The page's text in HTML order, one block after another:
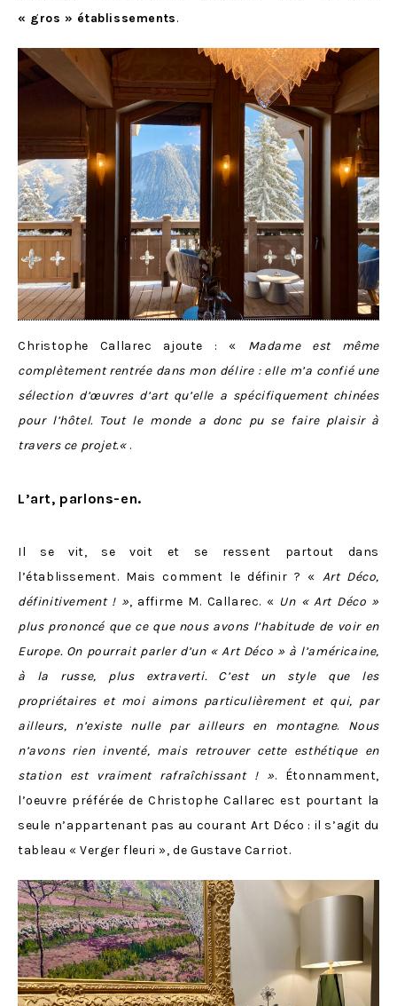
« gros » établissements.
Christophe Callarec ajoute : « Madame est même
complètement rentrée dans mon délire : elle m’a confié une
sélection d’œuvres d’art qu’elle a spécifiquement chinées
pour l’hôtel. Tout le monde a donc pu se faire plaisir à
travers ce projet.« .
L’art, parlons-en.
Il se vit, se voit et se ressent partout dans
l’établissement. Mais comment le définir ? « Art Déco,
définitivement ! », affirme M. Callarec. « Un « Art Déco »
plus prononcé que ce que nous avons l’habitude de voir en
Europe. On pourrait parler d’un « Art Déco » à l’américaine,
à la russe, plus extraverti. C’est un style que les
propriétaires et moi aimons particulièrement et qui, par
ailleurs, n’existe nulle par ailleurs en montagne. Nous
n’avons rien inventé, mais retrouver cette esthétique en
station est vraiment rafraîchissant ! ». Étonnamment,
l’oeuvre préférée de Christophe Callarec est pourtant la
seule n’appartenant pas au courant Art Déco : il s’agit du
tableau « Verger fleuri », de Gustave Carriot.